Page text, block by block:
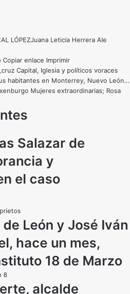
LÓPEZJuana Leticia Herrera Ale
Copiar enlace Imprimir
Capital, Iglesia y políticos voraces
habitantes en Monterrey, Nuevo León…
Mujeres extraordinarias; Rosa
Salazar de
y
el caso
León y José Iván
hace un mes,
18 de Marzo
alcalde